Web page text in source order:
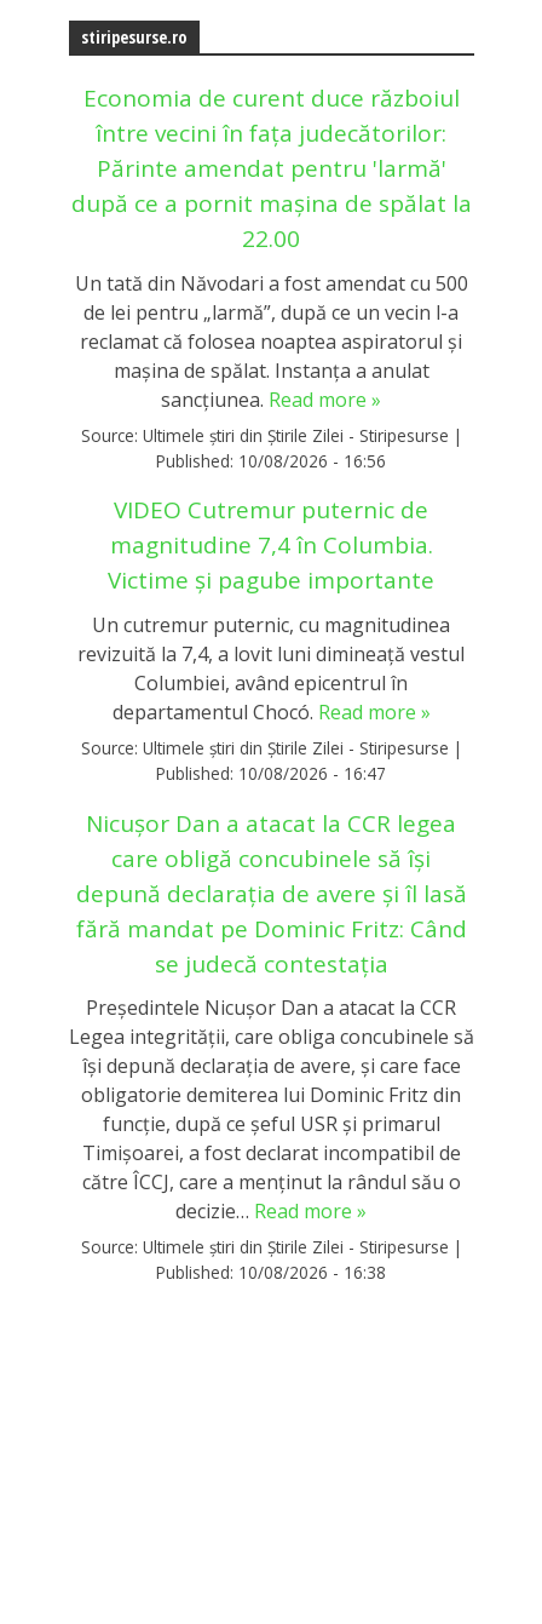
stiripesurse.ro
Economia de curent duce războiul
între vecini în fața judecătorilor:
Părinte amendat pentru 'larmă'
după ce a pornit mașina de spălat la
22.00
Un tată din Năvodari a fost amendat cu 500
de lei pentru „larmă”, după ce un vecin l-a
reclamat că folosea noaptea aspiratorul și
mașina de spălat. Instanța a anulat
sancțiunea. Read more »
Source: Ultimele știri din Știrile Zilei - Stiripesurse |
Published: 10/08/2026 - 16:56
VIDEO Cutremur puternic de
magnitudine 7,4 în Columbia.
Victime și pagube importante
Un cutremur puternic, cu magnitudinea
revizuită la 7,4, a lovit luni dimineață vestul
Columbiei, având epicentrul în
departamentul Chocó. Read more »
Source: Ultimele știri din Știrile Zilei - Stiripesurse |
Published: 10/08/2026 - 16:47
Nicușor Dan a atacat la CCR legea
care obligă concubinele să își
depună declarația de avere și îl lasă
fără mandat pe Dominic Fritz: Când
se judecă contestația
Președintele Nicușor Dan a atacat la CCR
Legea integrității, care obliga concubinele să
își depună declarația de avere, și care face
obligatorie demiterea lui Dominic Fritz din
funcție, după ce șeful USR și primarul
Timișoarei, a fost declarat incompatibil de
către ÎCCJ, care a menținut la rândul său o
decizie… Read more »
Source: Ultimele știri din Știrile Zilei - Stiripesurse |
Published: 10/08/2026 - 16:38